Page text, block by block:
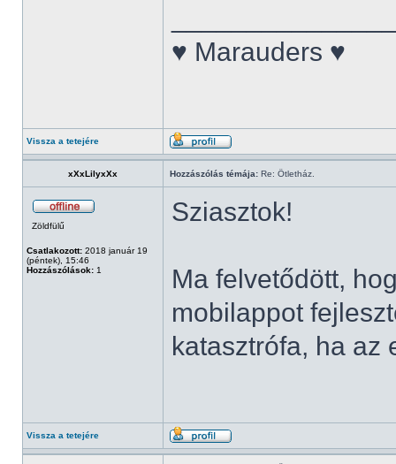
♥ Marauders ♥
Vissza a tetejére
xXxLilyxXx Hozzászólás témája: Re: Ötletház.
Zöldfülű
Csatlakozott: 2018 január 19
(péntek), 15:46
Hozzászólások: 1
Sziasztok!
Ma felvetődött,
mobilappot
katasztrófa, ha az
Vissza a tetejére